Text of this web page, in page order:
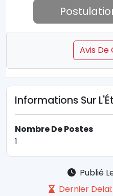
Avis De
Informations Sur
Nombre De Postes
1
Publié
Dernier